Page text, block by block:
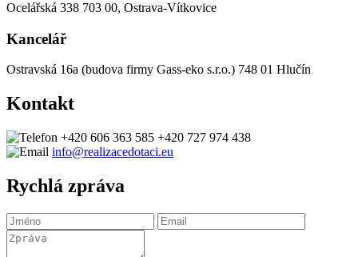
Ocelářská 338 703 00, Ostrava-Vítkovice
Kancelář
Ostravská 16a (budova firmy Gass-eko s.r.o.) 748 01 Hlučín
Kontakt
+420 606 363 585 +420 727 974 438
info@realizacedotaci.eu
Rychlá zpráva